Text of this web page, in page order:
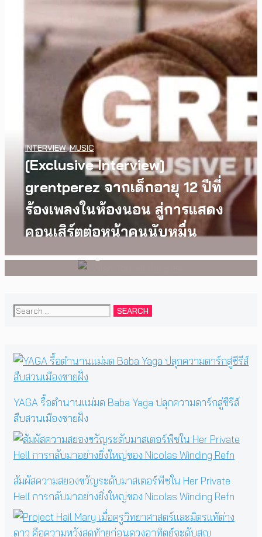
[Exclusive Interview]
grentperez จากเด็กอายุ 12 ปีที่
ร้องเพลงในห้องนอน สู่การแสดง
คอนเสิร์ตต่อหน้าคนนับหมื่น
INTERVIEW,MUSIC
I Wish You All the Best เรื่องราว
ของวัยรุ่นนอนไบนารี่ กับ
ครอบครัวที่เขาเลือกได้เอง ผล
งานการกำกับภาพยนตร์เรื่องแรก
ของ Tommy Dorfman
WATCH,LGBTQIAN+
Search
YAGA รื้อตำนานแม่มด Baba Yaga ปลุกความดาร์กสู่ซีรีส์
สืบสวนเมืองชายฝั่ง
สัมผัสความสยองขวัญระดับมาสเตอร์พีซใน Her Private
Hell การกลับมาอย่างยิ่งใหญ่ของ Nicolas Winding Refn